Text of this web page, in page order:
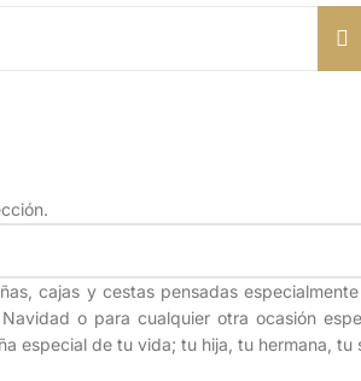
cajas y cestas pensadas
o para cualquier otra ocasión
especial de tu vida; tu hija, tu hermana,